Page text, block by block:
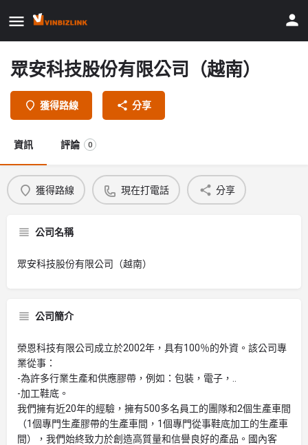
眾安科技股份有限公司（越南）
獲得路線 分享
資訊 評論 0
獲得路線 現在打電話 分享
公司名稱
眾安科技股份有限公司（越南）
公司簡介
榮恩科技有限公司成立於2002年，具有100％的外資。該公司專
業從事：
-為許多行業生產和供應膠帶，例如：包裝，電子，..
-加工鞋底。
我們擁有近20年的經驗，擁有500多名員工的團隊和2個生產車間
（1個專門生產膠帶的生產車間，1個專門從事鞋底加工的生產車
間），我們始終致力於創造高質量和信譽良好的產品。國內客